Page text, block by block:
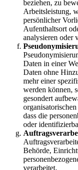
beziehen, zu
Arbeitsleistung,
persönlicher
Aufenthaltsort
analysieren oder
Daten in einer
Daten ohne
mehr einer
werden können,
gesondert
dass die
oder
Behörde,
verarbeitet.